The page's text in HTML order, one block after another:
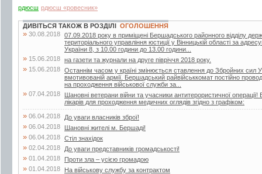
рдюсш рдюсш «ровесник»
ДИВІТЬСЯ ТАКОЖ В РОЗДІЛІ ОГОЛОШЕННЯ
» 30.08.2018 07.09.2018 року в приміщені Бершадського районного відділу
територіального управління юстиції у Вінницькій області за
України 8, з 10.00 години до 13.00 години...
» 15.06.2018 на газети та журнали на друге півріччя 2018 року.
» 15.06.2018 Останнім часом у країні змінюється ставлення до Збройних сил
вмотивованій армії. Бершадський райвійськкомат постійно
на проходження військової служби за...
» 07.04.2018
Шановні ветерани війни та учасники антитерористичної
лікарів для проходження медичних оглядів згідно з графіком:
» 06.04.2018 До уваги власників зброї!
» 06.04.2018 Шановні жителі м. Бершаді!
» 06.04.2018 Стіл знахідок
» 02.04.2018 До уваги представників громадськості!
» 01.04.2018 Проти зла – усією громадою
» 01.04.2018 На військову службу за контрактом